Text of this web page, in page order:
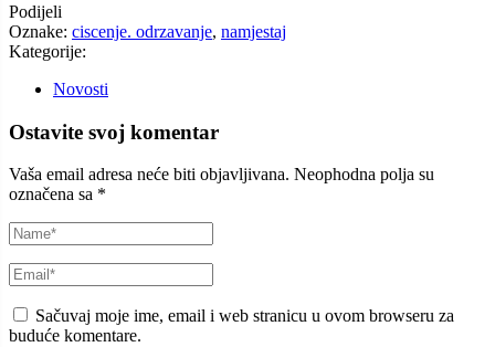
Podijeli
Oznake: ciscenje. odrzavanje, namjestaj
Kategorije:
Novosti
Ostavite svoj komentar
Vaša email adresa neće biti objavljivana. Neophodna polja su
označena sa *
Sačuvaj moje ime, email i web stranicu u ovom browseru za
buduće komentare.